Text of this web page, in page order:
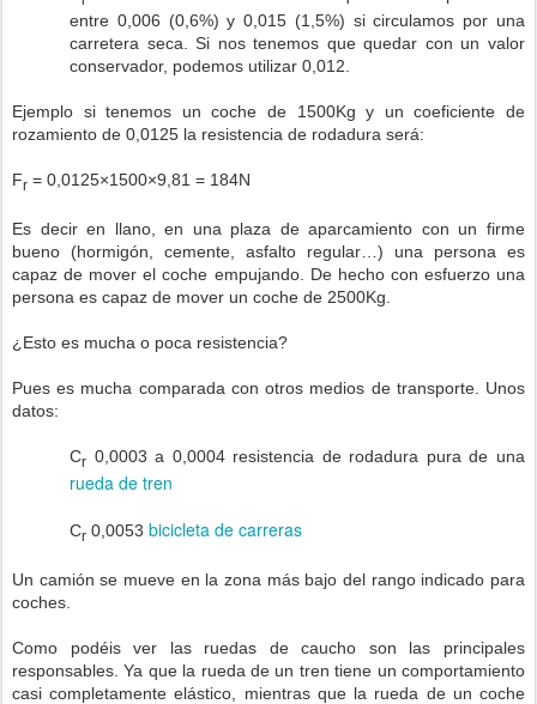
entre 0,006 (0,6%) y 0,015 (1,5%) si circulamos por una
carretera seca. Si nos tenemos que quedar con un valor
conservador, podemos utilizar 0,012.
Ejemplo si tenemos un coche de 1500Kg y un coeficiente de
rozamiento de 0,0125 la resistencia de rodadura será:
Fr = 0,0125×1500×9,81 = 184N
Es decir en llano, en una plaza de aparcamiento con un firme
bueno (hormigón, cemente, asfalto regular…) una persona es
capaz de mover el coche empujando. De hecho con esfuerzo una
persona es capaz de mover un coche de 2500Kg.
¿Esto es mucha o poca resistencia?
Pues es mucha comparada con otros medios de transporte. Unos
datos:
Cr 0,0003 a 0,0004 resistencia de rodadura pura de una
rueda de tren
Cr 0,0053 bicicleta de carreras
Un camión se mueve en la zona más bajo del rango indicado para
coches.
Como podéis ver las ruedas de caucho son las principales
responsables. Ya que la rueda de un tren tiene un comportamiento
casi completamente elástico, mientras que la rueda de un coche